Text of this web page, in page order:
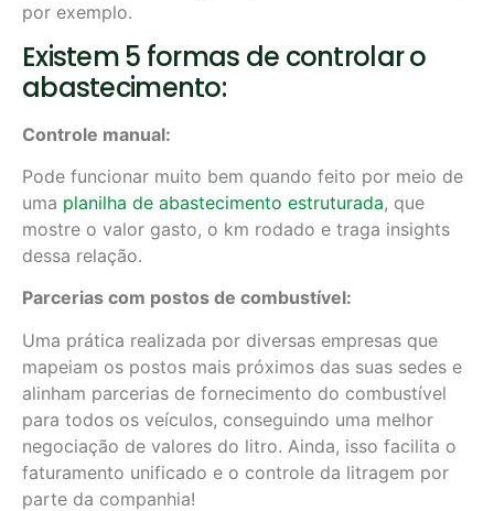
por exemplo.
Existem 5 formas de controlar o
abastecimento:
Controle manual:
Pode funcionar muito bem quando feito por meio de
uma planilha de abastecimento estruturada, que
mostre o valor gasto, o km rodado e traga insights
dessa relação.
Parcerias com postos de combustível:
Uma prática realizada por diversas empresas que
mapeiam os postos mais próximos das suas sedes e
alinham parcerias de fornecimento do combustível
para todos os veículos, conseguindo uma melhor
negociação de valores do litro. Ainda, isso facilita o
faturamento unificado e o controle da litragem por
parte da companhia!